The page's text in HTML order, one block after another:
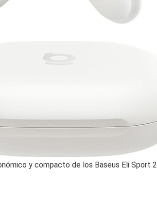
y compacto de los Baseus Eli Sport 2